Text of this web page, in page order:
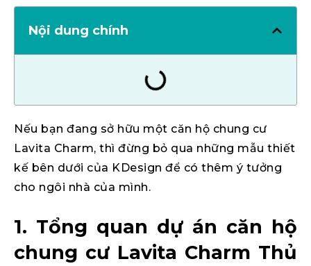
Nội dung chính
Nếu bạn đang sở hữu một căn hộ chung cư
Lavita Charm, thì đừng bỏ qua những mẫu thiết
kế bên dưới của KDesign để có thêm ý tưởng
cho ngôi nhà của mình.
1. Tổng quan dự án căn hộ
chung cư Lavita Charm Thủ